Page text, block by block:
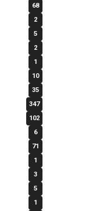
68
2
5
2
1
10
35
347
102
6
71
1
3
5
1